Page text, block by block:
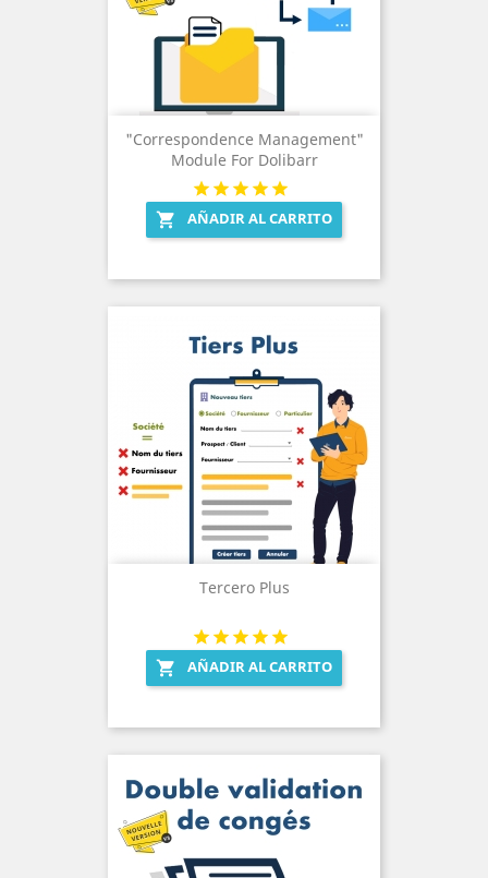
"Correspondence Management"
Module For Dolibarr
 AÑADIR AL CARRITO
Tercero Plus
 AÑADIR AL CARRITO